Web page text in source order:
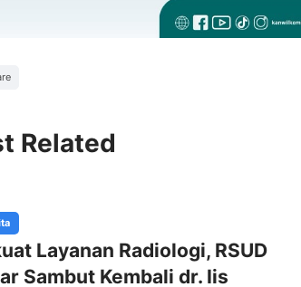
Related
Layanan Radiologi, RSUD
Sambut Kembali dr. Iis